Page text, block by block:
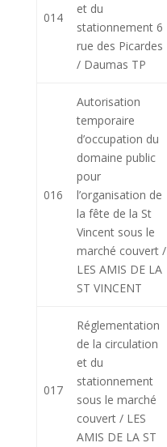
014
et du
stationnement 6
rue des Picardes
/ Daumas TP
016
Autorisation
temporaire
d’occupation du
domaine public
pour
l’organisation de
la fête de la St
Vincent sous le
marché couvert /
LES AMIS DE LA
ST VINCENT
017
Réglementation
de la circulation
et du
stationnement
sous le marché
couvert / LES
AMIS DE LA ST